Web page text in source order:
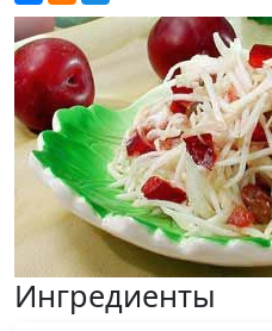
Ингредиенты